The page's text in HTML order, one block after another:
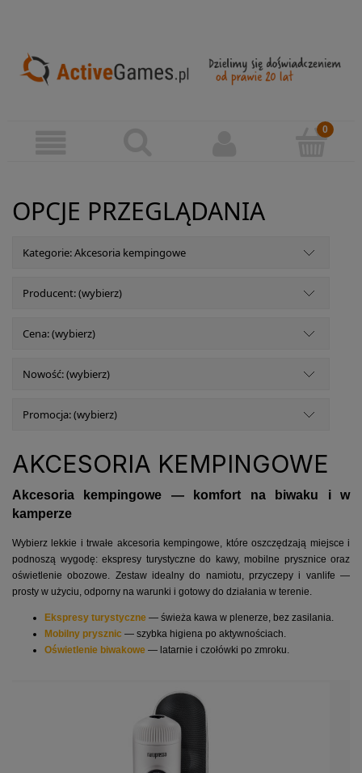
OPCJE PRZEGLĄDANIA
Kategorie: Akcesoria kempingowe
Producent: (wybierz)
Cena: (wybierz)
Nowość: (wybierz)
Promocja: (wybierz)
AKCESORIA KEMPINGOWE
Akcesoria kempingowe — komfort na biwaku i w
kamperze
Wybierz lekkie i trwałe akcesoria kempingowe, które oszczędzają miejsce i
podnoszą wygodę: ekspresy turystyczne do kawy, mobilne prysznice oraz
oświetlenie obozowe. Zestaw idealny do namiotu, przyczepy i vanlife —
prosty w użyciu, odporny na warunki i gotowy do działania w terenie.
Ekspresy turystyczne — świeża kawa w plenerze, bez zasilania.
Mobilny prysznic — szybka higiena po aktywnościach.
Oświetlenie biwakowe — latarnie i czołówki po zmroku.